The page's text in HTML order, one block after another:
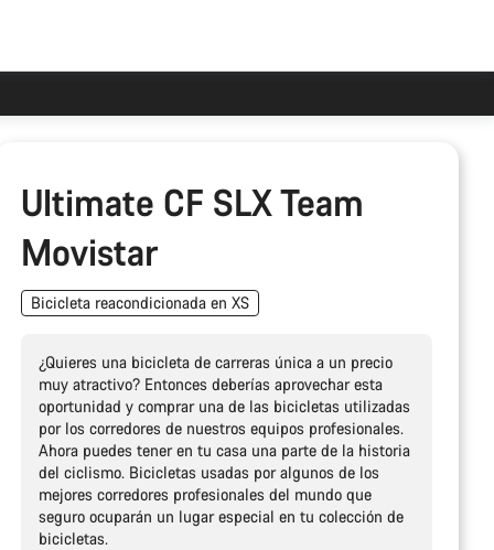
Ultimate CF SLX Team
Movistar
Bicicleta reacondicionada en XS
¿Quieres una bicicleta de carreras única a un precio
muy atractivo? Entonces deberías aprovechar esta
oportunidad y comprar una de las bicicletas utilizadas
por los corredores de nuestros equipos profesionales.
Ahora puedes tener en tu casa una parte de la historia
del ciclismo. Bicicletas usadas por algunos de los
mejores corredores profesionales del mundo que
seguro ocuparán un lugar especial en tu colección de
bicicletas.